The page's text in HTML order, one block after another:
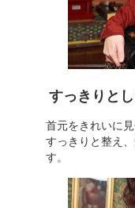
すっきりと
首元をきれいに
すっきりと整え
す。